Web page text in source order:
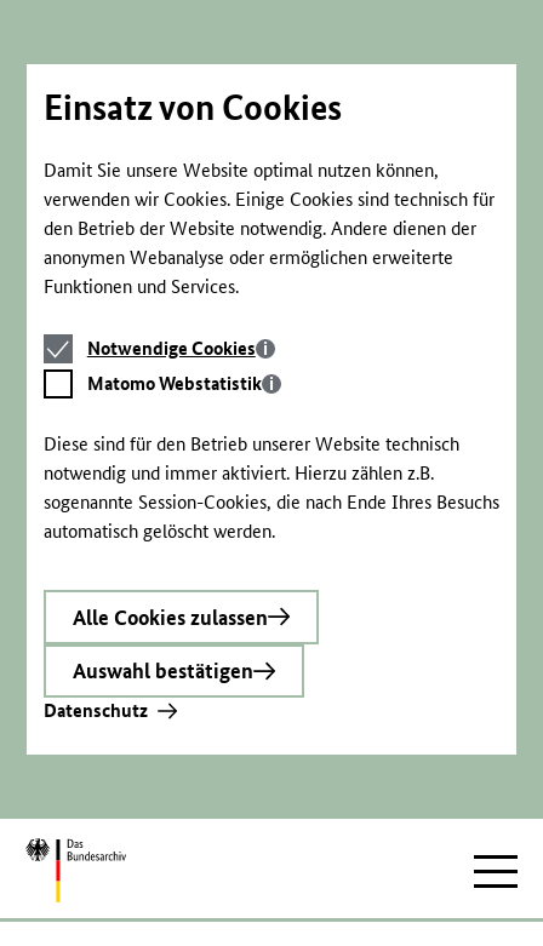
Einsatz von Cookies
Damit Sie unsere Website optimal nutzen können,
verwenden wir Cookies. Einige Cookies sind technisch für
den Betrieb der Website notwendig. Andere dienen der
anonymen Webanalyse oder ermöglichen erweiterte
Funktionen und Services.
Notwendige
Cookies
Notwendige Cookies
Matomo
Webstatistik
Matomo Webstatistik
Diese sind für den Betrieb unserer Website technisch
notwendig und immer aktiviert. Hierzu zählen z.B.
sogenannte Session-Cookies, die nach Ende Ihres Besuchs
automatisch gelöscht werden.
Alle Cookies zulassen
Auswahl bestätigen
Datenschutz
Zur